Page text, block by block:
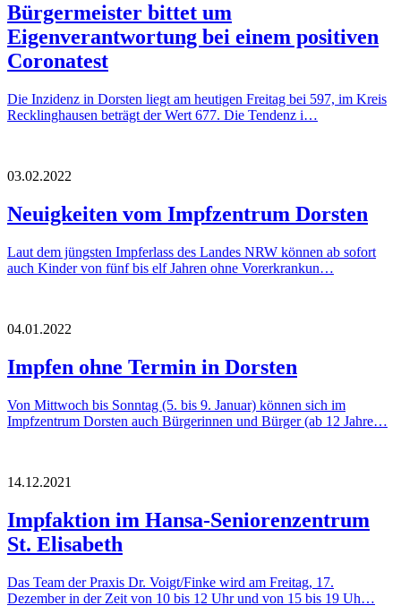
Bürgermeister bittet um
Eigenverantwortung bei einem positiven
Coronatest
Die Inzidenz in Dorsten liegt am heutigen Freitag bei 597, im Kreis
Recklinghausen beträgt der Wert 677. Die Tendenz i…
03.02.2022
Neuigkeiten vom Impfzentrum Dorsten
Laut dem jüngsten Impferlass des Landes NRW können ab sofort
auch Kinder von fünf bis elf Jahren ohne Vorerkrankun…
04.01.2022
Impfen ohne Termin in Dorsten
Von Mittwoch bis Sonntag (5. bis 9. Januar) können sich im
Impfzentrum Dorsten auch Bürgerinnen und Bürger (ab 12 Jahre…
14.12.2021
Impfaktion im Hansa-Seniorenzentrum
St. Elisabeth
Das Team der Praxis Dr. Voigt/Finke wird am Freitag, 17.
Dezember in der Zeit von 10 bis 12 Uhr und von 15 bis 19 Uh…